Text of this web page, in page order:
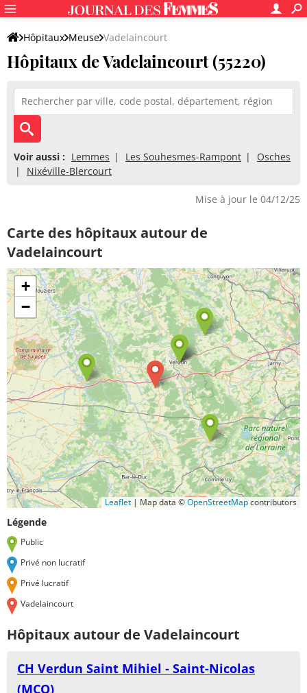
Hôpitaux Meuse Vadelaincourt
Hôpitaux de Vadelaincourt (55220)
Voir aussi : Lemmes Les Souhesmes-Rampont
Osches
Nixéville-Blercourt
Mise à jour le 04/12/25
Carte des hôpitaux autour de
Vadelaincourt
+
−
Leaflet | Map data ©OpenStreetMapcontributors
Légende
Public
Privé non lucratif
Privé lucratif
Vadelaincourt
Hôpitaux autour de Vadelaincourt
CH Verdun Saint Mihiel - Saint-Nicolas
(MCO)